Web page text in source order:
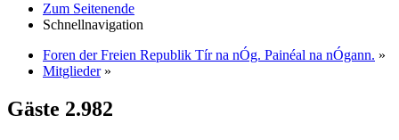
Zum Seitenende
Schnellnavigation
Foren der Freien Republik Tír na nÓg. Painéal na nÓgann. »
Mitglieder »
Gäste 2.982